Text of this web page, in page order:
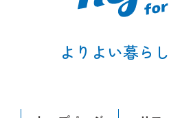
よりよい暮ら